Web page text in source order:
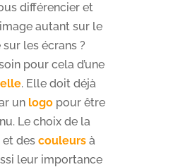
différencier et
autant sur le
les écrans ?
pour cela d’une
. Elle doit déjà
un logopour être
Le choix de la
et des couleurs à
leur importance